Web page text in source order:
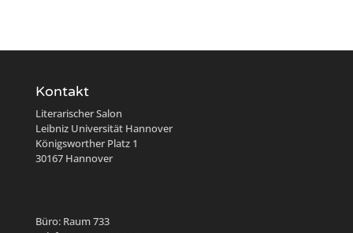
Kontakt
Literarischer Salon
Leibniz Universität Hannover
Königsworther Platz 1
30167 Hannover
Büro: Raum 733